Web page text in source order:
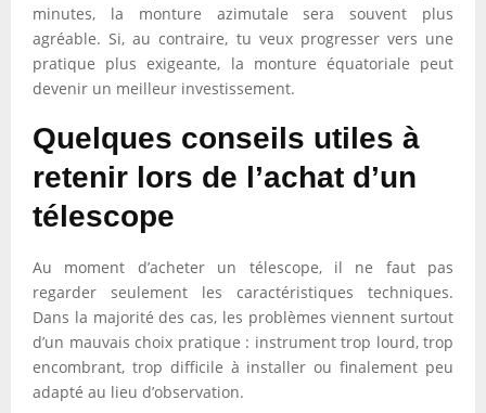
minutes, la monture azimutale sera souvent plus
agréable. Si, au contraire, tu veux progresser vers une
pratique plus exigeante, la monture équatoriale peut
devenir un meilleur investissement.
Quelques conseils utiles à
retenir lors de l’achat d’un
télescope
Au moment d’acheter un télescope, il ne faut pas
regarder seulement les caractéristiques techniques.
Dans la majorité des cas, les problèmes viennent surtout
d’un mauvais choix pratique : instrument trop lourd, trop
encombrant, trop difficile à installer ou finalement peu
adapté au lieu d’observation.